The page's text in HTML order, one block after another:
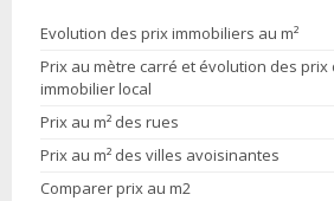
Evolution des prix immobiliers au m²
Prix au mètre carré et évolution des prix
immobilier local
Prix au m² des rues
Prix au m² des villes avoisinantes
Comparer prix au m2